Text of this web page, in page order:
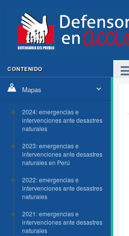
CONTENIDO
Mapas
2024: emergencias e
intervenciones ante desastres
naturales
2023: emergencias e
intervenciones ante desastres
naturales en Perú
2022: emergencias e
intervenciones ante desastres
naturales
2021: emergencias e
intervenciones ante desastres
naturales